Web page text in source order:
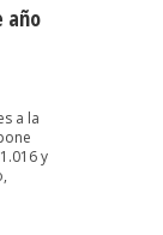
año
a la
y